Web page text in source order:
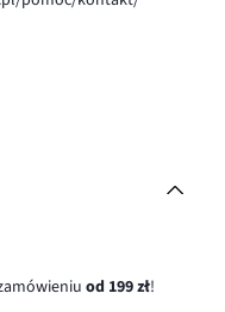
od 199 zł!